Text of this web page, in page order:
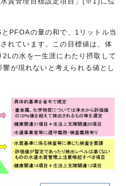
PFOAの量の和で、1リットル当
れています。この目標値は、体
の水を一生涯にわたり摂取して
が現れないと考えられる値とし